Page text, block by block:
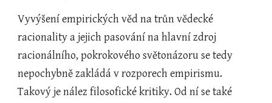
Vyvýšení empirických věd na trůn vědecké
racionality a jejich pasování na hlavní zdroj
racionálního, pokrokového světonázoru se tedy
nepochybně zakládá v rozporech empirismu.
Takový je nález filosofické kritiky. Od ní se také